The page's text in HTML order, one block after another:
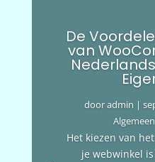
De
van
dooradmin |
Algemeen
Het kiezen van
je webwinkel